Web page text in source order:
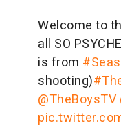
Welcome to
all SO
is from
shooting)
@TheBoysTV